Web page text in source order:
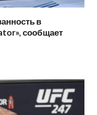
в
сообщает